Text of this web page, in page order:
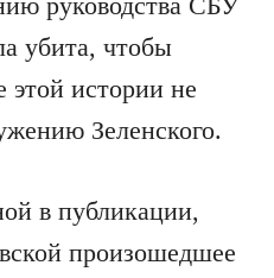
убита, чтобы
этой истории не
Зеленского.
в публикации,
произошедшее